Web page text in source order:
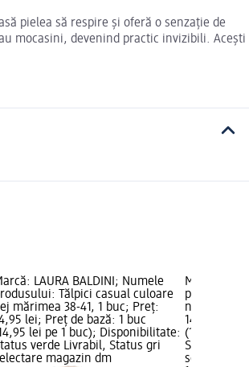
pielea să respire și oferă o senzație de
mocasini, devenind practic invizibili. Acești
LAURA BALDINI; Numele
Tălpici casual culoare
mărimea 38-41, 1 buc; Preț:
lei; Preț de bază: 1 buc
lei pe 1 buc); Disponibilitate:
verde Livrabil, Status gri
magazin dm
Marcă:
produsului:
neagră
14,95 lei;
(14,95 lei
Status
selectare